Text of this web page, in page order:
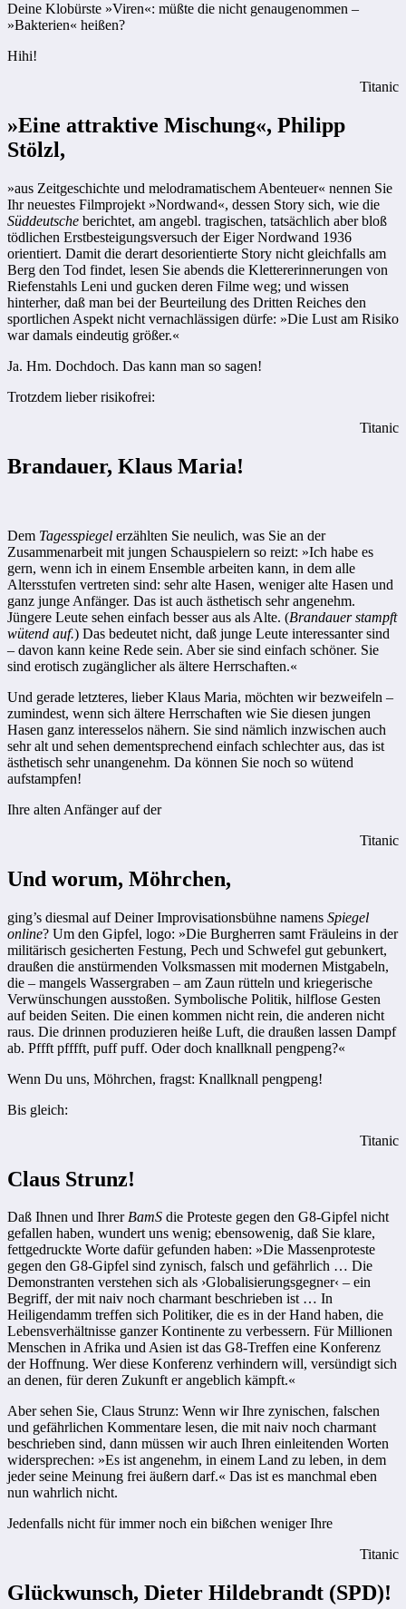
Deine Klobürste »Viren«: müßte die nicht genaugenommen –
»Bakterien« heißen?
Hihi!
Titanic
»Eine attraktive Mischung«, Philipp
Stölzl,
»aus Zeitgeschichte und melodramatischem Abenteuer« nennen Sie
Ihr neuestes Filmprojekt »Nordwand«, dessen Story sich, wie die
Süddeutsche berichtet, am angebl. tragischen, tatsächlich aber bloß
tödlichen Erstbesteigungsversuch der ­Eiger Nordwand 1936
orientiert. Damit die derart desorientierte Story nicht gleichfalls am
Berg den Tod findet, lesen Sie abends die Klettererinnerungen von
Riefenstahls Leni und gucken deren Filme weg; und wissen
hinterher, daß man bei der Beurteilung des Dritten Reiches den
sportlichen Aspekt nicht vernachlässigen dürfe: »Die Lust am Risiko
war damals eindeutig größer.«
Ja. Hm. Dochdoch. Das kann man so sagen!
Trotzdem lieber risikofrei:
Titanic
Brandauer, Klaus Maria!
Dem Tagesspiegel erzählten Sie neulich, was Sie an der
Zusammenarbeit mit jungen Schauspielern so reizt: »Ich habe es
gern, wenn ich in einem Ensemble arbeiten kann, in dem alle
Altersstufen vertreten sind: sehr alte Hasen, weniger alte Hasen und
ganz junge Anfänger. Das ist auch ästhetisch sehr angenehm.
Jüngere Leute sehen einfach besser aus als Alte. (Brandauer stampft
wütend auf.) Das bedeutet nicht, daß junge Leute interessanter sind
– davon kann keine Rede sein. Aber sie sind einfach schöner. Sie
sind erotisch zugänglicher als ältere Herrschaften.«
Und gerade letzteres, lieber Klaus Maria, möchten wir bezweifeln –
zumindest, wenn sich ältere Herrschaften wie Sie diesen jungen
Hasen ganz interesselos nähern. Sie sind nämlich inzwischen auch
sehr alt und sehen dementsprechend einfach schlechter aus, das ist
ästhetisch sehr unangenehm. Da können Sie noch so wütend
aufstampfen!
Ihre alten Anfänger auf der
Titanic
Und worum, Möhrchen,
ging’s diesmal auf Deiner Improvisationsbühne namens Spiegel
online? Um den Gipfel, logo: »Die Burgherren samt Fräuleins in der
militärisch gesicherten Festung, Pech und Schwefel gut gebunkert,
draußen die anstürmenden Volksmassen mit modernen Mistgabeln,
die – mangels Wassergraben – am Zaun rütteln und kriegerische
Verwünschungen ausstoßen. Symbolische Politik, hilflose Gesten
auf beiden Seiten. Die einen kommen nicht rein, die anderen nicht
raus. Die drinnen produzieren heiße Luft, die draußen lassen Dampf
ab. Pffft pfffft, puff puff. Oder doch knallknall pengpeng?«
Wenn Du uns, Möhrchen, fragst: Knallknall pengpeng!
Bis gleich:
Titanic
Claus Strunz!
Daß Ihnen und IhrerBamS die Proteste gegen den G8-Gipfel nicht
gefallen haben, wundert uns wenig; ebensowenig, daß Sie klare,
fettgedruckte Worte dafür gefunden haben: »Die Massenproteste
gegen den G8-Gipfel sind zynisch, falsch und gefährlich … Die
Demonstranten verstehen sich als ›Globalisierungsgegner‹ – ein
Begriff, der mit naiv noch charmant beschrieben ist … In
Heiligendamm treffen sich Politiker, die es in der Hand haben, die
Lebensverhältnisse ganzer Kontinente zu verbessern. Für Millionen
Menschen in Afrika und Asien ist das G8-Treffen eine Konferenz
der Hoffnung. Wer diese Konferenz verhindern will, versündigt sich
an denen, für deren Zukunft er angeblich kämpft.«
Aber sehen Sie, Claus Strunz: Wenn wir Ihre zynischen, falschen
und gefährlichen Kommentare lesen, die mit naiv noch charmant
beschrieben sind, dann müssen wir auch Ihren einleitenden Worten
widersprechen: »Es ist angenehm, in einem Land zu leben, in dem
jeder seine Meinung frei äußern darf.« Das ist es manchmal eben
nun wahrlich nicht.
Jedenfalls nicht für immer noch ein bißchen weniger Ihre
Titanic
Glückwunsch, Dieter Hildebrandt (SPD)!